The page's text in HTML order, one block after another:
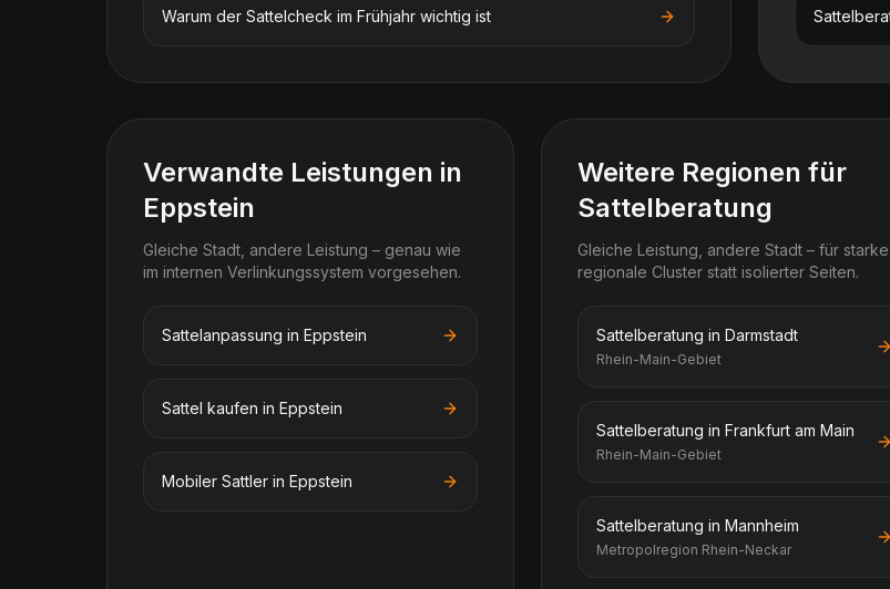
Warum der Sattelcheck im Frühjahr wichtig ist
Verwandte Leistungen in
Eppstein
Gleiche Stadt, andere Leistung – genau wie
im internen Verlinkungssystem vorgesehen.
Sattelanpassung in Eppstein
Sattel kaufen in Eppstein
Mobiler Sattler in Eppstein
Weitere Regionen für
Sattelberatung
Gleiche Leistung, andere Stadt – für starke
regionale Cluster statt isolierter Seiten.
Sattelberatung in Darmstadt
Rhein-Main-Gebiet
Sattelberatung in Frankfurt am Main
Rhein-Main-Gebiet
Sattelberatung in Mannheim
Metropolregion Rhein-Neckar